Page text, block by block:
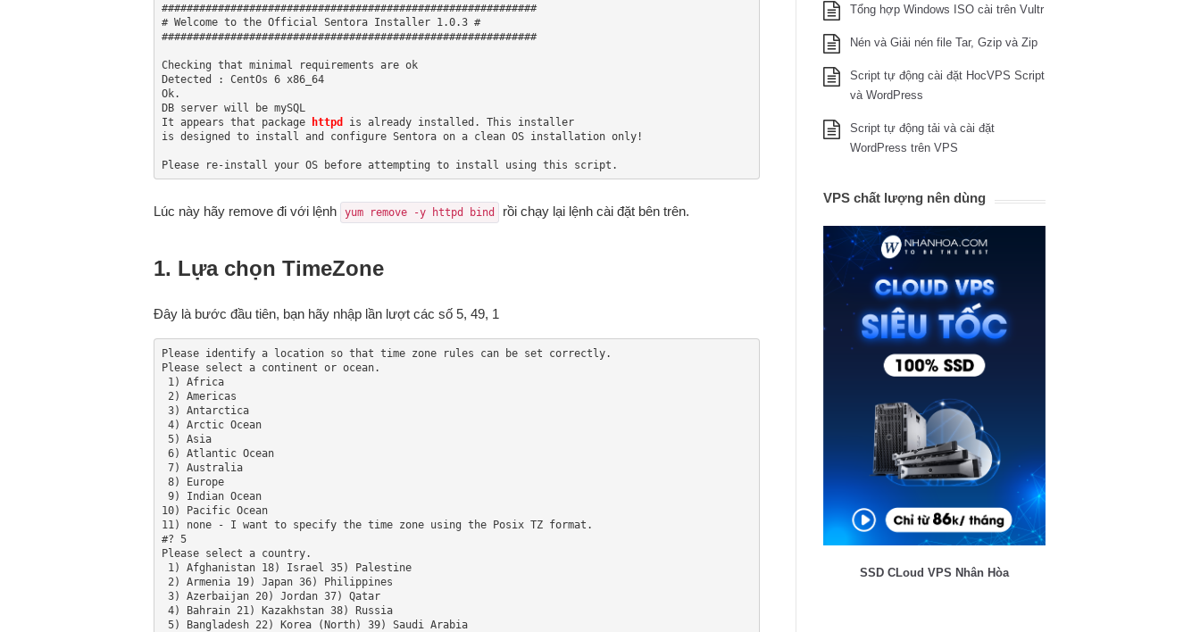
############################################################
# Welcome to the Official Sentora Installer 1.0.3 #
############################################################
Checking that minimal requirements are ok
Detected : CentOs 6 x86_64
Ok.
DB server will be mySQL
It appears that package
httpd
is already installed. This installer
is designed to install and configure Sentora on a clean OS installation only!
Please re-install your OS before attempting to install using this script.
Lúc này hãy remove đi với lệnh yum remove -y httpd bind rồi chạy lại lệnh cài đặt bên trên.
1. Lựa chọn TimeZone
Đây là bước đầu tiên, bạn hãy nhập lần lượt các số 5, 49, 1
Please identify a location so that time zone rules can be set correctly.
Please select a continent or ocean.
10) Pacific Ocean
11) none - I want to specify the time zone using the Posix TZ format.
#? 5
Please select a country.
Tổng hợp Windows ISO cài trên Vultr
Nén và Giải nén file Tar, Gzip và Zip
Script tự động cài đặt HocVPS Script
và WordPress
Script tự động tải và cài đặt
WordPress trên VPS
VPS chất lượng nên dùng
SSD CLoud VPS Nhân Hòa